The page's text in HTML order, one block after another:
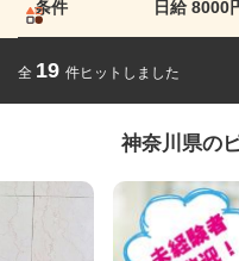
条件 日給 8000
全 19 件ヒットしました
神奈川県の